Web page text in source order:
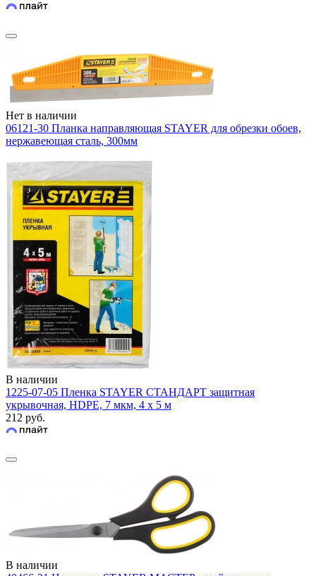
Нет в наличии
06121-30 Планка направляющая STAYER для обрезки обоев,
нержавеющая сталь, 300мм
В наличии
1225-07-05 Пленка STAYER СТАНДАРТ защитная
укрывочная, HDPE, 7 мкм, 4 х 5 м
212 руб.
В наличии